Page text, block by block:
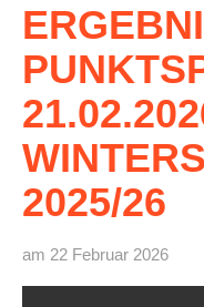
2025/26
am 22 Februar 2026